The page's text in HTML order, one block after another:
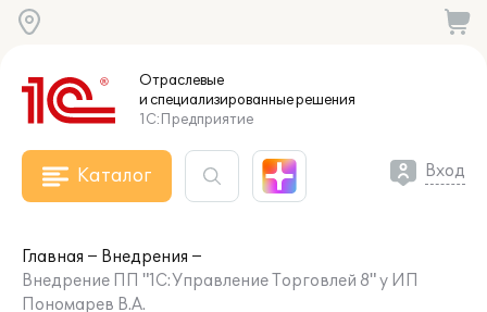
Отраслевые
и специализированныерешения
1С:Предприятие
Каталог Вход
Главная
Внедрения
Внедрение ПП "1С:Управление Торговлей 8" у ИП
Пономарев В.А.